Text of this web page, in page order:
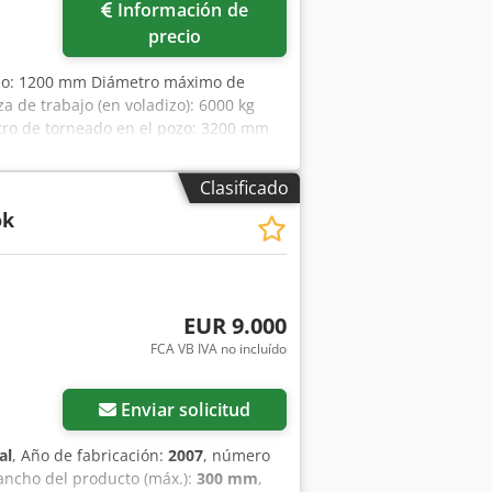
precio
1200 mm Diámetro máximo de
de trabajo (en voladizo): 6000 kg
de torneado en el pozo: 3200 mm
Motor principal: 70 kW Consumo
4 m Los datos técnicos son
no son vinculantes para
aplicarán nuestras condiciones
propias en stock Más de 15.000 m²
artículos de accesorios para su
póngase en contacto con nosotros.
concertar previa cita.
Clasificado
EUR 9.000
FCA VB IVA no incluído
Enviar solicitud
, Año de fabricación: 2007, número
del producto (máx.): 300 mm,